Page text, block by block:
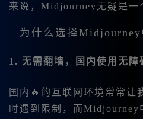
来说，Midjourney无疑是一
为什么选择Midjourney
1. 无需翻墙，国内使用无障
国内🔥的互联网环境常常让
时遇到限制，而Midjourney